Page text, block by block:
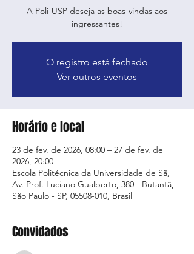
A Poli-USP deseja as boas-vindas aos
ingressantes!
O registro está fechado
Ver outros eventos
Horário e local
23 de fev. de 2026, 08:00 – 27 de fev. de
2026, 20:00
Escola Politécnica da Universidade de Sã,
Av. Prof. Luciano Gualberto, 380 - Butantã,
São Paulo - SP, 05508-010, Brasil
Convidados